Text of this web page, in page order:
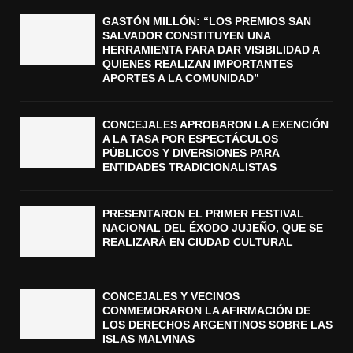
GASTÓN MILLÓN: “LOS PREMIOS SAN
SALVADOR CONSTITUYEN UNA
HERRAMIENTA PARA DAR VISIBILIDAD A
QUIENES REALIZAN IMPORTANTES
APORTES A LA COMUNIDAD”
CONCEJALES APROBARON LA EXENCIÓN
A LA TASA POR ESPECTÁCULOS
PÚBLICOS Y DIVERSIONES PARA
ENTIDADES TRADICIONALISTAS
PRESENTARON EL PRIMER FESTIVAL
NACIONAL DEL ÉXODO JUJEÑO, QUE SE
REALIZARÁ EN CIUDAD CULTURAL
CONCEJALES Y VECINOS
CONMEMORARON LA AFIRMACIÓN DE
LOS DERECHOS ARGENTINOS SOBRE LAS
ISLAS MALVINAS